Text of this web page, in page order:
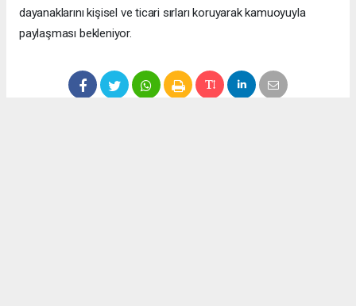
dayanaklarını kişisel ve ticari sırları koruyarak kamuoyuyla
paylaşması bekleniyor.